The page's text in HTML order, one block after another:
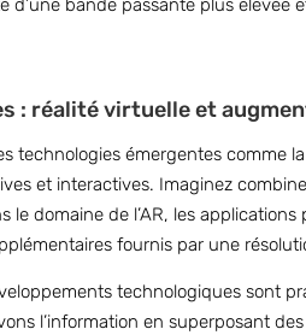
bande passante plus
: réalité virtuelle et
technologies émergentes comme
et interactives. Imaginez
domaine de l’AR, les
fournis par une
technologiques sont
l’information en superposant